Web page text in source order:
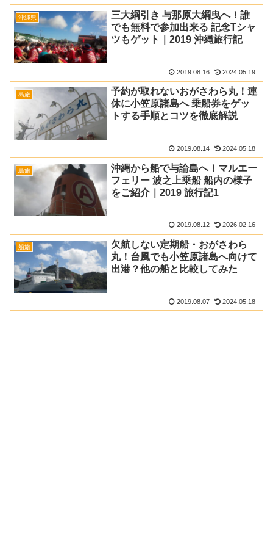
沖縄県
三大綱引き 与那原大綱曳へ！誰
でも無料で参加出来る 記念Tシャ
ツもゲット｜2019 沖縄旅行記
2019.08.16 2024.05.19
島旅
予約が取れないおがさわら丸！連
休に小笠原諸島へ 乗船券をゲッ
トする手順とコツを徹底解説
2019.08.14 2024.05.18
島旅
沖縄から船で与論島へ！マルエー
フェリー 波之上乗船 船内の様子
をご紹介｜2019 旅行記1
2019.08.12 2026.02.16
船旅
欠航しない定期船・おがさわら
丸！台風でも小笠原諸島へ向けて
出港？他の船と比較してみた
2019.08.07 2024.05.18